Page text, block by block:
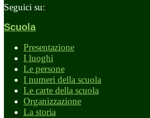
Seguici su:
Scuola
Presentazione
I luoghi
Le persone
I numeri della scuola
Le carte della scuola
Organizzazione
La storia